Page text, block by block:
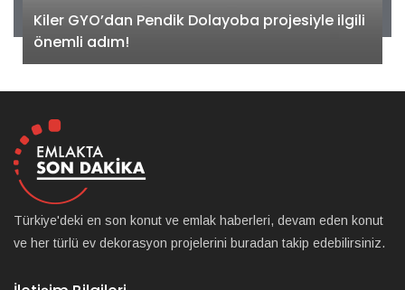
Kiler GYO’dan Pendik Dolayoba projesiyle ilgili
önemli adım!
Türkiye'deki en son konut ve emlak haberleri, devam eden konut
ve her türlü ev dekorasyon projelerini buradan takip edebilirsiniz.